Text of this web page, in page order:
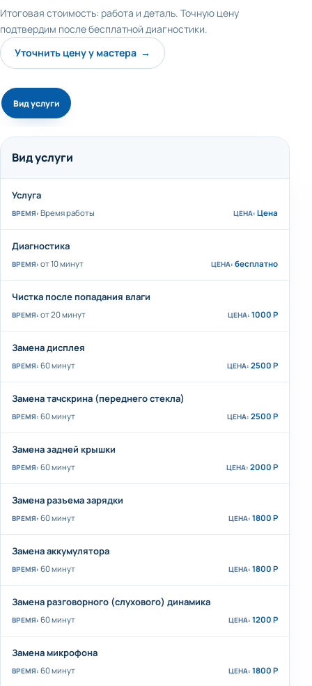
Итоговая стоимость: работа и деталь. Точную цену
подтвердим после бесплатной диагностики.
Уточнить цену у мастера →
Вид услуги
Вид услуги
Услуга
Время работы Цена
Диагностика
от 10 минут бесплатно
Чистка после попадания влаги
от 20 минут 1000 Р
Замена дисплея
60 минут 2500 Р
Замена тачскрина (переднего стекла)
60 минут 2500 Р
Замена задней крышки
60 минут 2000 Р
Замена разъема зарядки
60 минут 1800 Р
Замена аккумулятора
60 минут 1800 Р
Замена разговорного (слухового) динамика
60 минут 1200 Р
Замена микрофона
60 минут 1800 Р